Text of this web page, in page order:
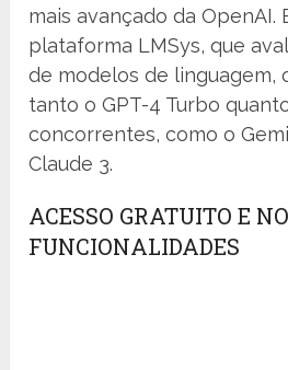
mais avançado da OpenAI.
plataforma LMSys, que
de modelos de linguagem,
tanto o GPT-4 Turbo
concorrentes, como o
Claude 3.
ACESSO GRATUITO E
FUNCIONALIDADES